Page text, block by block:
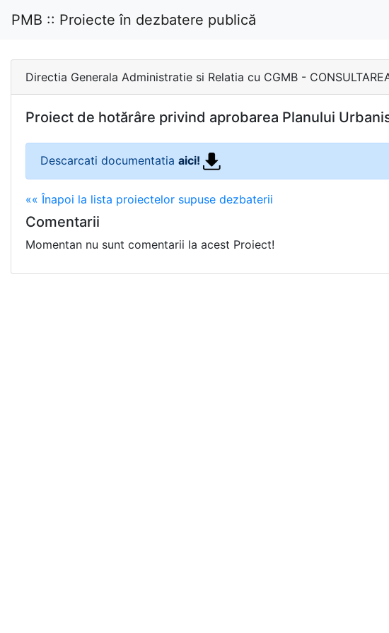
PMB :: Proiecte în dezbatere publică
Directia Generala Administratie si Relatia cu CGMB -
Proiect de hotărâre privind aprobarea Planului
Descarcati documentatia aici!
«« Înapoi la lista proiectelor supuse dezbaterii
Comentarii
Momentan nu sunt comentarii la acest Proiect!